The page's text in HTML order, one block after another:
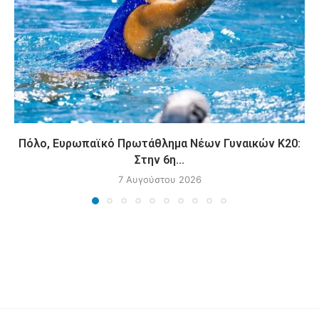
Πόλο, Ευρωπαϊκό Πρωτάθλημα Νέων Γυναικών Κ20:
Στην 6η...
7 Αυγούστου 2026